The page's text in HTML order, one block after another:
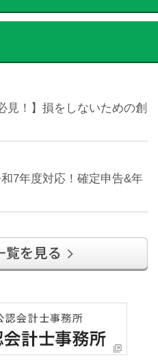
見！】損をしないための創
7年度対応！確定申告&年